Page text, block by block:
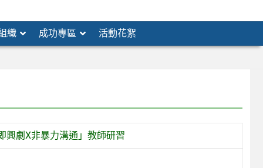
織 成功專區 活動花絮
興劇X非暴力溝通」教師研習